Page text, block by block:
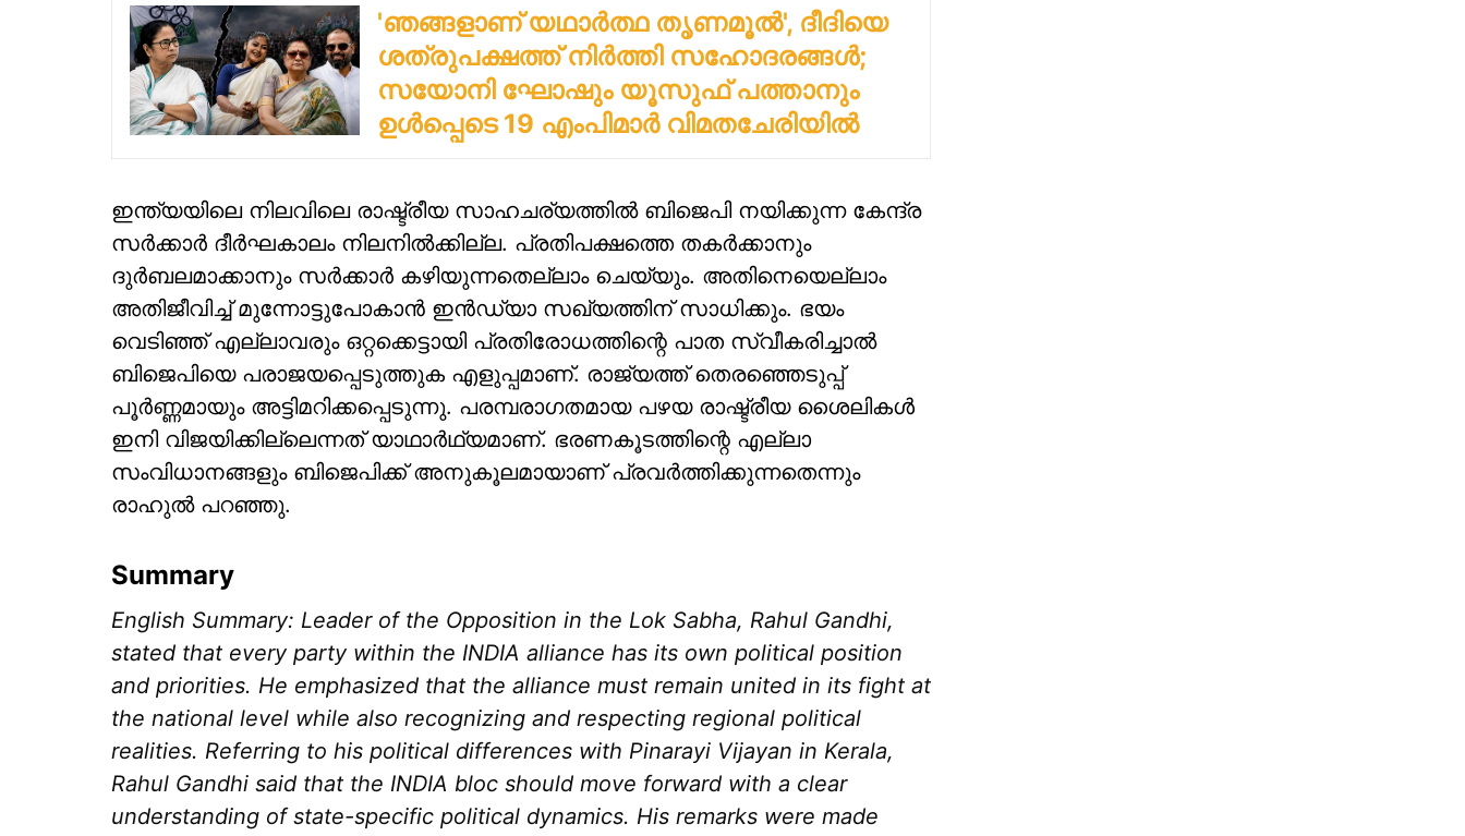
'ഞങ്ങളാണ് യഥാര്‍ത്ഥ തൃണമൂല്‍', ദീദിയെ
ശത്രുപക്ഷത്ത് നിര്‍ത്തി സഹോദരങ്ങള്‍;
സയോനി ഘോഷും യൂസുഫ് പത്താനും
ഉള്‍പ്പെടെ 19 എംപിമാര്‍ വിമതചേരിയില്‍
ഇന്ത്യയിലെ നിലവിലെ രാഷ്ട്രീയ സാഹചര്യത്തില്‍ ബിജെപി നയിക്കുന്ന കേന്ദ്ര
സര്‍ക്കാര്‍ ദീര്‍ഘകാലം നിലനില്‍ക്കില്ല. പ്രതിപക്ഷത്തെ തകര്‍ക്കാനും
ദുര്‍ബലമാക്കാനും സര്‍ക്കാര്‍ കഴിയുന്നതെല്ലാം ചെയ്യും. അതിനെയെല്ലാം
അതിജീവിച്ച് മുന്നോട്ടുപോകാന്‍ ഇന്‍ഡ്യാ സഖ്യത്തിന് സാധിക്കും. ഭയം
വെടിഞ്ഞ് എല്ലാവരും ഒറ്റക്കെട്ടായി പ്രതിരോധത്തിന്റെ പാത സ്വീകരിച്ചാല്‍
ബിജെപിയെ പരാജയപ്പെടുത്തുക എളുപ്പമാണ്. രാജ്യത്ത് തെരഞ്ഞെടുപ്പ്
പൂര്‍ണ്ണമായും അട്ടിമറിക്കപ്പെടുന്നു. പരമ്പരാഗതമായ പഴയ രാഷ്ട്രീയ ശൈലികള്‍
ഇനി വിജയിക്കില്ലെന്നത് യാഥാര്‍ഥ്യമാണ്. ഭരണകൂടത്തിന്റെ എല്ലാ
സംവിധാനങ്ങളും ബിജെപിക്ക് അനുകൂലമായാണ് പ്രവര്‍ത്തിക്കുന്നതെന്നും
രാഹുല്‍ പറഞ്ഞു.
Summary
English Summary: Leader of the Opposition in the Lok Sabha, Rahul Gandhi,
stated that every party within the INDIA alliance has its own political position
and priorities. He emphasized that the alliance must remain united in its fight at
the national level while also recognizing and respecting regional political
realities. Referring to his political differences with Pinarayi Vijayan in Kerala,
Rahul Gandhi said that the INDIA bloc should move forward with a clear
understanding of state-specific political dynamics. His remarks were made